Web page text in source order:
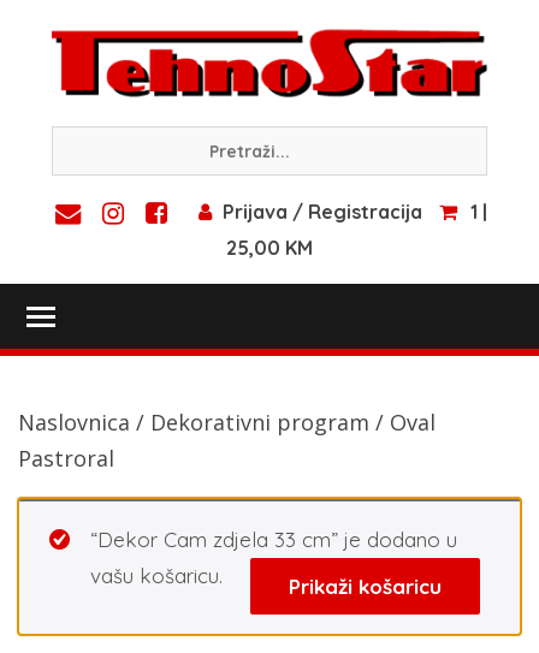
content
Prijava / Registracija
1 |
25,00 KM
Naslovnica / Dekorativni program / Oval
Pastroral
“Dekor Cam zdjela 33 cm” je dodano u
vašu košaricu.
Prikaži košaricu